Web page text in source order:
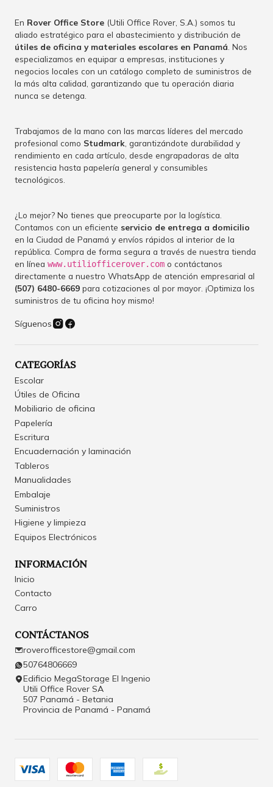
En Rover Office Store (Utili Office Rover, S.A.) somos tu
aliado estratégico para el abastecimiento y distribución de
útiles de oficina y materiales escolares en Panamá . Nos
especializamos en equipar a empresas, instituciones y
negocios locales con un catálogo completo de suministros de
la más alta calidad, garantizando que tu operación diaria
nunca se detenga.
Trabajamos de la mano con las marcas líderes del mercado
profesional como Studmark , garantizándote durabilidad y
rendimiento en cada artículo, desde engrapadoras de alta
resistencia hasta papelería general y consumibles
tecnológicos.
¿Lo mejor? No tienes que preocuparte por la logística.
Contamos con un eficiente servicio de entrega a domicilio
en la Ciudad de Panamá y envíos rápidos al interior de la
república. Compra de forma segura a través de nuestra tienda
en línea www.utiliofficerover.com o contáctanos
directamente a nuestro WhatsApp de atención empresarial al
(507) 6480-6669 para cotizaciones al por mayor. ¡Optimiza los
suministros de tu oficina hoy mismo!
Síguenos
CATEGORÍAS
Escolar
Útiles de Oficina
Mobiliario de oficina
Papelería
Escritura
Encuadernación y laminación
Tableros
Manualidades
Embalaje
Suministros
Higiene y limpieza
Equipos Electrónicos
INFORMACIÓN
Inicio
Contacto
Carro
CONTÁCTANOS
roverofficestore@gmail.com
50764806669
Edificio MegaStorage El Ingenio
Utili Office Rover SA
507 Panamá - Betania
Provincia de Panamá - Panamá